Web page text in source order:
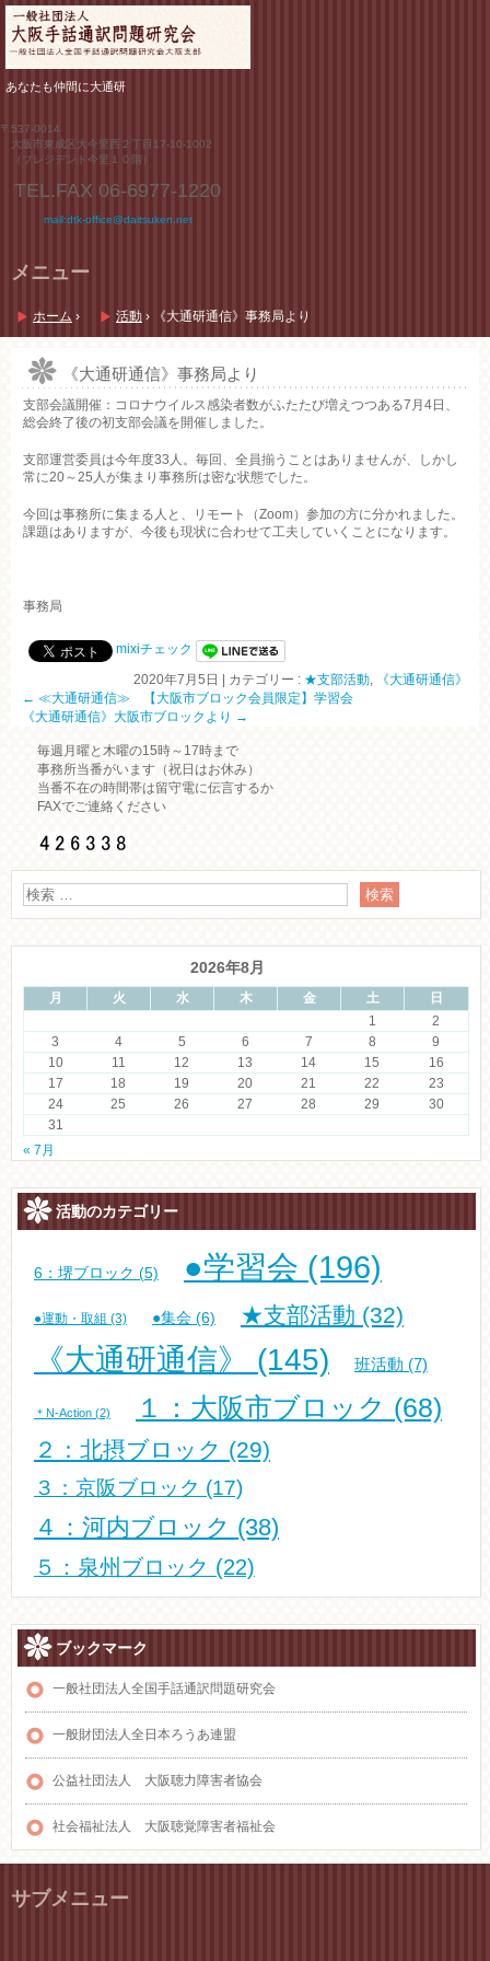
あなたも仲間に大通研
〒537-0014
大阪市東成区大今里西２丁目17-10-1002
（プレジデント今里１０階）
TEL.FAX 06-6977-1220
mail:dtk-office@daitsuken.net
メニュー
ン
へ
ス
キ
プ
ホーム › 活動 › 《大通研通信》事務局より
《大通研通信》事務局より
支部会議開催：コロナウイルス感染者数がふたたび増えつつある7月4日、
総会終了後の初支部会議を開催しました。
支部運営委員は今年度33人。毎回、全員揃うことはありませんが、しかし
常に20～25人が集まり事務所は密な状態でした。
今回は事務所に集まる人と、リモート（Zoom）参加の方に分かれました。
課題はありますが、今後も現状に合わせて工夫していくことになります。
事務局
mixiチェック
2020年7月5日
カテゴリー : ★支部活動,
《大通研通信》
← ≪大通研通信≫ 【大阪市ブロック会員限定】学習会
《大通研通信》大阪市ブロックより →
毎週月曜と木曜の15時～17時まで
事務所当番がいます（祝日はお休み）
当番不在の時間帯は留守電に伝言するか
FAXでご連絡ください
2026年8月
月 火 水 木 金 土
日
1
2
3
4 5 6 7 8
9
10
11 12 13 14 15
16
17
18 19 20 21 22
23
24
25 26 27 28 29
30
31
« 7月
活動のカテゴリー
6：堺ブロック (5) ●学習会 (196)
●運動・取組 (3) ●集会 (6) ★支部活動 (32)
《大通研通信》 (145) 班活動 (7)
＊N-Action (2) １：大阪市ブロック (68)
２：北摂ブロック (29)
３：京阪ブロック (17)
４：河内ブロック (38)
５：泉州ブロック (22)
ブックマーク
一般社団法人全国手話通訳問題研究会
一般財団法人全日本ろうあ連盟
公益社団法人 大阪聴力障害者協会
社会福祉法人 大阪聴覚障害者福祉会
サブメニュー